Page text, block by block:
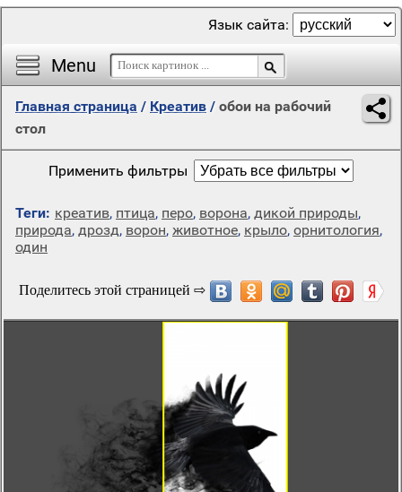
Menu
Язык сайта:
Главная страница / Креатив / обои на рабочий
стол
Применить фильтры
Теги: креатив, птица, перо, ворона, дикой природы,
природа, дрозд, ворон, животное, крыло, орнитология,
один